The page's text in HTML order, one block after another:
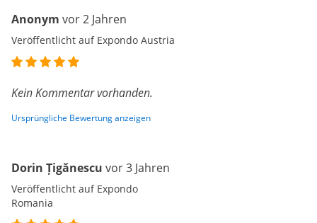
Anonym vor 2 Jahren
Veröffentlicht auf Expondo Austria
Kein Kommentar vorhanden.
Ursprüngliche Bewertung anzeigen
Dorin Țigănescu vor 3 Jahren
Veröffentlicht auf Expondo
Romania